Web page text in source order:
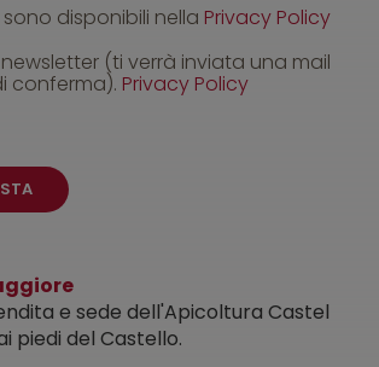
disponibili nella Privacy Policy
(ti verrà inviata una mail
conferma). Privacy Policy
e sede dell'Apicoltura Castel
piedi del Castello.